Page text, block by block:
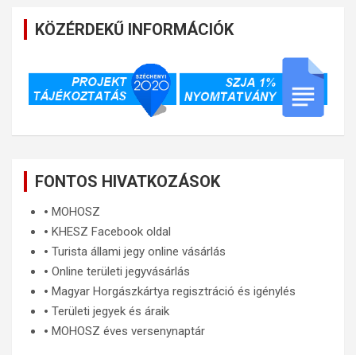
KÖZÉRDEKŰ INFORMÁCIÓK
FONTOS HIVATKOZÁSOK
🞄 MOHOSZ
🞄 KHESZ Facebook oldal
🞄 Turista állami jegy online vásárlás
🞄 Online területi jegyvásárlás
🞄 Magyar Horgászkártya regisztráció és igénylés
🞄 Területi jegyek és áraik
🞄 MOHOSZ éves versenynaptár